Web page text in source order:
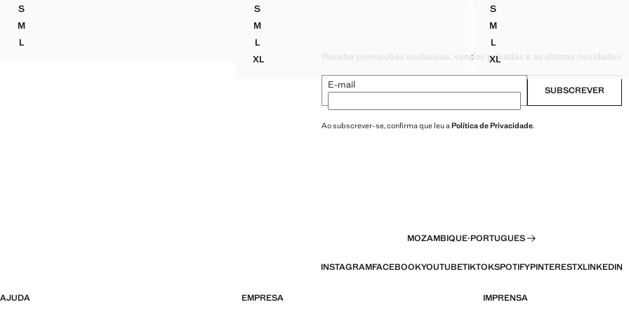
STOP HALTER ESTAMPADO
MTOP HALTER ESTAMPADO
L
TOP HALTER ESTAMPADO
SBLUSA ASSIMÉTRICA COM ESTAMPADO DE ONDAS
MBLUSA ASSIMÉTRICA COM ESTAMPADO DE ONDAS
L
BLUSA ASSIMÉTRICA COM ESTAMPADO DE ONDAS
XLBLUSA ASSIMÉTRICA COM ESTAMPADO DE ONDAS
SBLUSA ESTAMPADA PAISLEY
MBLUSA ESTAMPADA PAISLEY
LBLUSA ESTAMPADA PAISLEY
XLBLUSA ESTAMPADA PAISLEY
Receba promoções exclusivas, vendas privadas e as últimas novidades
E-mail SUBSCREVER
Ao subscrever-se, confirma que leu aPolítica de Privacidade.
MOZAMBIQUE·PORTUGUES
INSTAGRAMFACEBOOKYOUTUBETIKTOKSPOTIFYPINTERESTXLINKEDIN
AJUDA EMPRESA IMPRENSA